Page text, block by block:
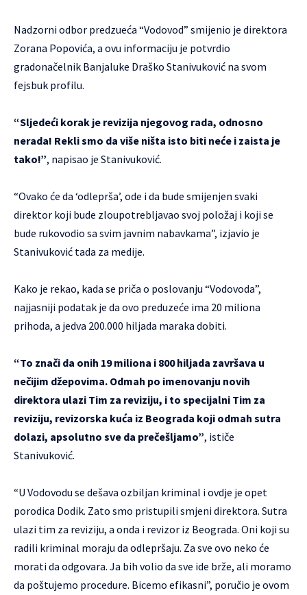
Nadzorni odbor predzueća “Vodovod” smijenio je direktora
Zorana Popovića, a ovu informaciju je potvrdio
gradonačelnik Banjaluke Draško Stanivuković na svom
fejsbuk profilu.
“Sljedeći korak je revizija njegovog rada, odnosno
nerada! Rekli smo da više ništa isto biti neće i zaista je
tako!”, napisao je Stanivuković.
“Ovako će da ‘odleprša’, ode i da bude smijenjen svaki
direktor koji bude zloupotrebljavao svoj položaj i koji se
bude rukovodio sa svim javnim nabavkama”, izjavio je
Stanivuković tada za medije.
Kako je rekao, kada se priča o poslovanju “Vodovoda”,
najjasniji podatak je da ovo preduzeće ima 20 miliona
prihoda, a jedva 200.000 hiljada maraka dobiti.
“To znači da onih 19 miliona i 800 hiljada završava u
nečijim džepovima. Odmah po imenovanju novih
direktora ulazi Tim za reviziju, i to specijalni Tim za
reviziju, revizorska kuća iz Beograda koji odmah sutra
dolazi, apsolutno sve da prečešljamo”, ističe
Stanivuković.
“U Vodovodu se dešava ozbiljan kriminal i ovdje je opet
porodica Dodik. Zato smo pristupili smjeni direktora. Sutra
ulazi tim za reviziju, a onda i revizor iz Beograda. Oni koji su
radili kriminal moraju da odlepršaju. Za sve ovo neko će
morati da odgovara. Ja bih volio da sve ide brže, ali moramo
da poštujemo procedure. Bicemo efikasni”, poručio je ovom